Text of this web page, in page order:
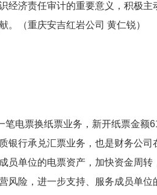
经济责任审计的重要意义，积极主
。（重庆安吉红岩公司 黄仁锐）
电票换纸票业务，新开纸票金额
银行承兑汇票业务，也是财务公司
员单位的电票资产，加快资金周转
险，进一步支持、服务成员单位